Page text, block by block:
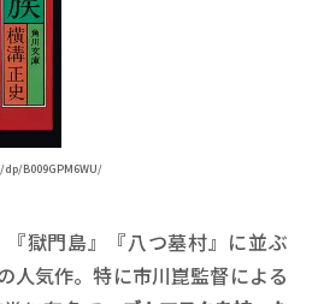
B009GPM6WU/
『獄門島』『八つ墓村』に並ぶ
人気作。特に市川崑監督による